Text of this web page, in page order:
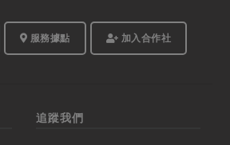
服務據點 加入合作社
追蹤我們